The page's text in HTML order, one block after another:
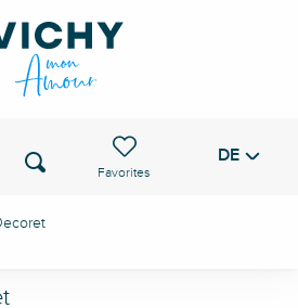
Voir les favoris
Suche DE